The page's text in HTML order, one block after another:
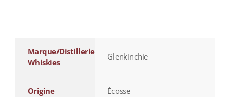
Marque/Distillerie
Whiskies
Glenkinchie
Origine Écosse